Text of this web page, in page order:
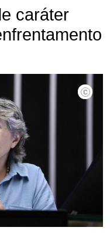
caráter
©Kayo